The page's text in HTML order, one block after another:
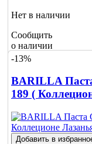
Нет в наличии
Сообщить
о наличии
-13%
BARILLA
189 (
Добавить в